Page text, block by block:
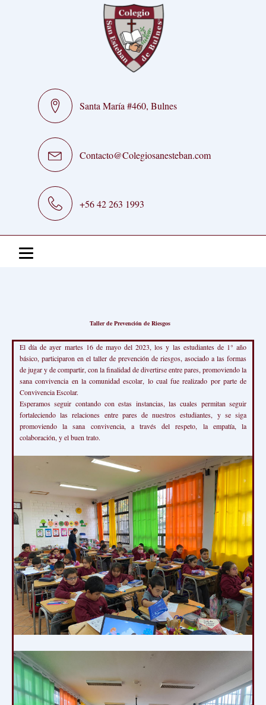
Santa María #460, Bulnes
Contacto@Colegiosanesteban.com
+56 42 263 1993
Taller de Prevención de Riesgos
El día de ayer martes 16 de mayo del 2023, los y las estudiantes de 1° año
básico, participaron en el taller de prevención de riesgos, asociado a las formas
de jugar y de compartir, con la finalidad de divertirse entre pares, promoviendo la
sana convivencia en la comunidad escolar, lo cual fue realizado por parte de
Convivencia Escolar.
Esperamos seguir contando con estas instancias, las cuales permitan seguir
fortaleciendo las relaciones entre pares de nuestros estudiantes, y se siga
promoviendo la sana convivencia, a través del respeto, la empatía, la
colaboración, y el buen trato.